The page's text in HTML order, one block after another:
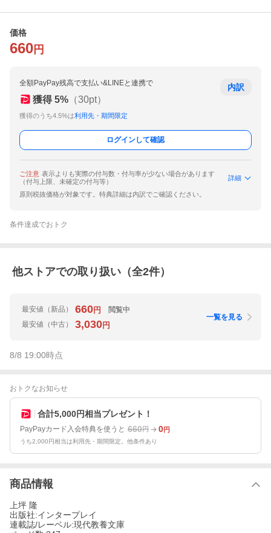
価格
660 円
全額PayPay残高で支払い&LINEと連携で
獲得 5% （30pt）
獲得のうち4.5%は利用先・期間限定
内訳
ログインして確認
ご注意 表示よりも実際の付与数・付与率が少ない場合があります
（付与上限、未確定の付与等）
詳細
原則税抜価格が対象です。特典詳細は内訳でご確認ください。
条件達成でおトク
他ストアでの取り扱い（全2件）
最安値 （新品） 660円
閲覧中
最安値 （中古） 3,030円
一覧を見る
8/8 19:00時点
おトクなお知らせ
合計5,000円相当プレゼント！
PayPayカード入会特典を使うと 660円 0円
うち2,000円相当は利用先・期間限定。他条件あり
商品情報
上坪 隆
出版社:インタープレイ
連載誌/レーベル:現代教養文庫